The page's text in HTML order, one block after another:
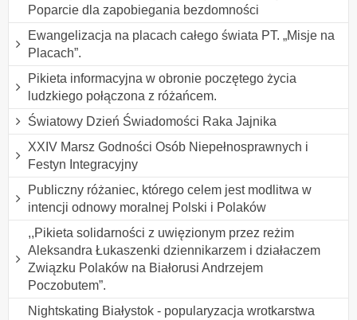
Poparcie dla zapobiegania bezdomności
Ewangelizacja na placach całego świata PT. „Misje na
Placach”.
Pikieta informacyjna w obronie poczętego życia
ludzkiego połączona z różańcem.
Światowy Dzień Świadomości Raka Jajnika
XXIV Marsz Godności Osób Niepełnosprawnych i
Festyn Integracyjny
Publiczny różaniec, którego celem jest modlitwa w
intencji odnowy moralnej Polski i Polaków
,,Pikieta solidarności z uwięzionym przez reżim
Aleksandra Łukaszenki dziennikarzem i działaczem
Związku Polaków na Białorusi Andrzejem
Poczobutem”.
Nightskating Białystok - popularyzacja wrotkarstwa